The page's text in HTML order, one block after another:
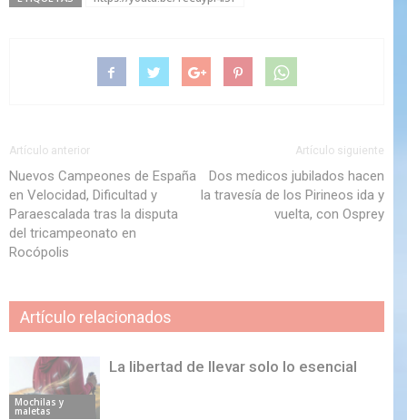
Artículo anterior
Nuevos Campeones de España
en Velocidad, Dificultad y
Paraescalada tras la disputa
del tricampeonato en
Rocópolis
Artículo siguiente
Dos medicos jubilados hacen
la travesía de los Pirineos ida y
vuelta, con Osprey
Artículo relacionados
Mochilas y
maletas
La libertad de llevar solo lo esencial